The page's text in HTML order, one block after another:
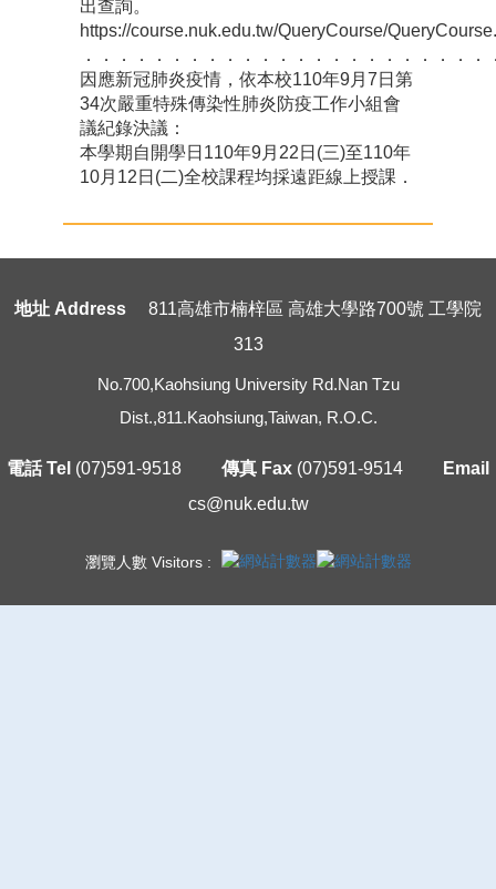
出查詢。
https://course.nuk.edu.tw/QueryCourse/
．．．．．．．．．．．．．．．．．．．．．．．
因應新冠肺炎疫情，依本校110年9月7日第
34次嚴重特殊傳染性肺炎防疫工作小組會
議紀錄決議：
本學期自開學日110年9月22日(三)至110年
10月12日(二)全校課程均採遠距線上授課．
地址 Address 811高雄市楠梓區 高雄大學路700號 工學院
313
No.700,Kaohsiung University Rd.Nan Tzu
Dist.,811.Kaohsiung,Taiwan, R.O.C.
電話 Tel (07)591-9518 傳真 Fax (07)591-9514
Email
cs@nuk.edu.tw
瀏覽人數 Visitors :